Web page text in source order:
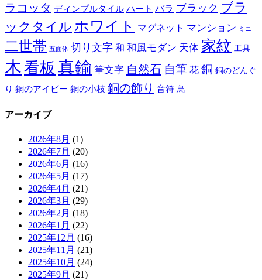
ラコッタ ディンプルタイル ハート バラ ブラック ブラ
ックタイル ホワイト マグネット マンション ミニ
二世帯 五面体 切り文字 和 和風モダン 天体 家紋 工具
木看板 真鍮 筆文字 自然石 自筆 花 銅 銅のどんぐ
り 銅のアイビー 銅の小枝 銅の飾り 音符 鳥
アーカイブ
2026年8月 (1)
2026年7月 (20)
2026年6月 (16)
2026年5月 (17)
2026年4月 (21)
2026年3月 (29)
2026年2月 (18)
2026年1月 (22)
2025年12月 (16)
2025年11月 (21)
2025年10月 (24)
2025年9月 (21)